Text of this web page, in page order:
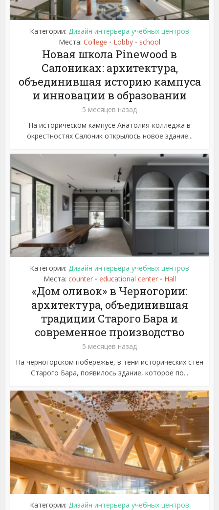
Категории: Дизайн интерьера учебных центров
Места: College • Lobby • school
Новая школа Pinewood в
Салониках: архитектура,
объединившая историю кампуса
и инновации в образовании
5 месяцев назад
На историческом кампусе Анатолия-колледжа в
окрестностях Салоник открылось новое здание...
Категории: Дизайн интерьера учебных центров
Места: counter • educational center • Hall
«Дом оливок» в Черногории:
архитектура, объединившая
традиции Старого Бара и
современное производство
5 месяцев назад
На черногорском побережье, в тени исторических стен
Старого Бара, появилось здание, которое по...
Категории: Дизайн интерьера учебных центров